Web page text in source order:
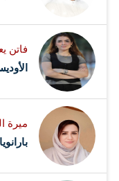
فاتن
ميرة